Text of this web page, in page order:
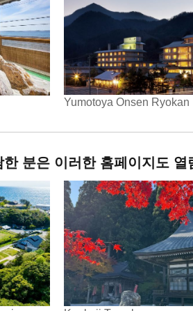
Yumotoya Onsen Ryokan
분은 이러한 홈페이지도 열